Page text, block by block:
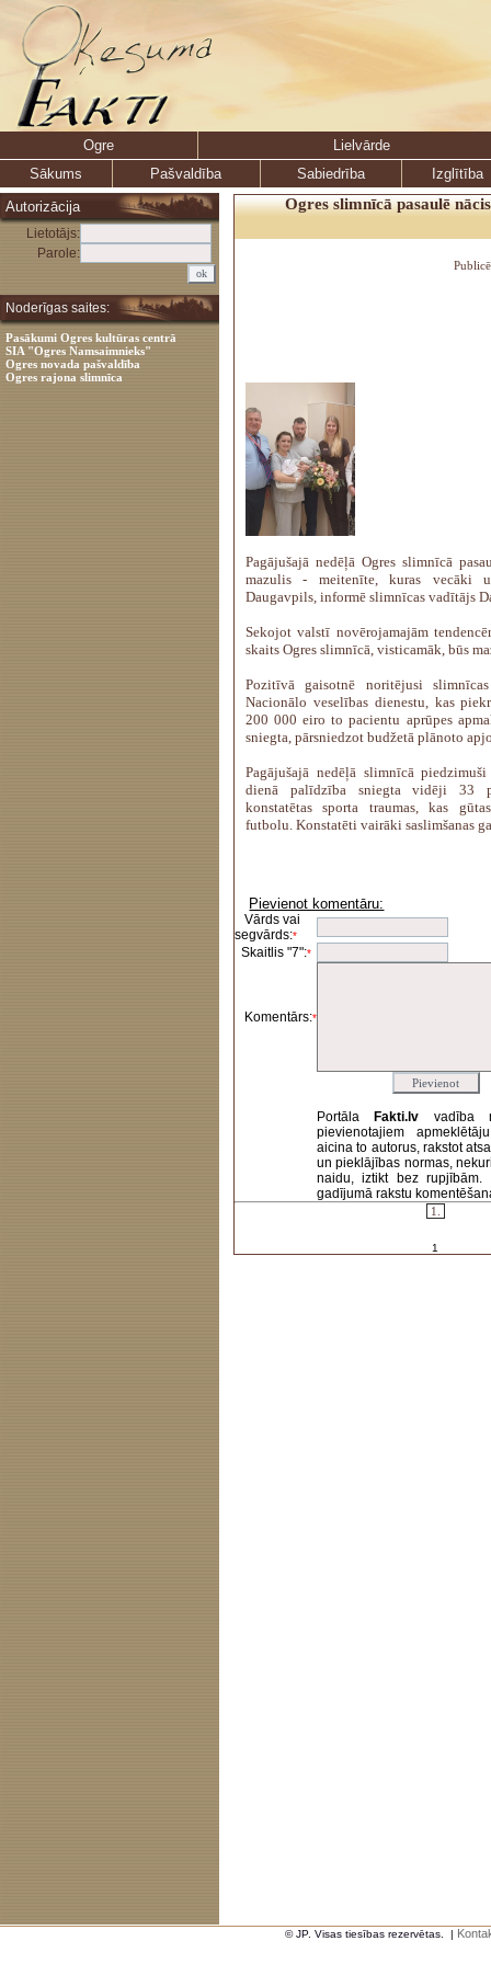
Ogre
Lielvārde
Sākums
Pašvaldība Sabiedrība
Izglītība
Autorizācija
Lietotājs:
Parole:
Noderīgas saites:
Pasākumi Ogres kultūras centrā
SIA "Ogres Namsaimnieks"
Ogres novada pašvaldība
Ogres rajona slimnīca
Ogres slimnīcā pasaulē
Pagājušajā nedēļā Ogres slimnīcā
mazulis - meitenīte, kuras vecāki
Daugavpils, informē slimnīcas vadītājs
Sekojot valstī novērojamajām
skaits Ogres slimnīcā, visticamāk, būs
Pozitīvā gaisotnē noritējusi
Nacionālo veselības dienestu, kas
200 000 eiro to pacientu aprūpes
sniegta, pārsniedzot budžetā plānoto
Pagājušajā nedēļā slimnīcā
dienā palīdzība sniegta vidēji 33
konstatētas sporta traumas, kas
futbolu. Konstatēti vairāki saslimšanas
Pievienot komentāru:
Vārds vai
segvārds:*
Skaitlis "7":*
Komentārs:*
Portāla Fakti.lv vadība
pievienotajiem
aicina to autorus, rakstot
un pieklājības normas,
naidu, iztikt bez rupjībām.
gadījumā rakstu
1.
1
© JP. Visas tiesības rezervētas. |